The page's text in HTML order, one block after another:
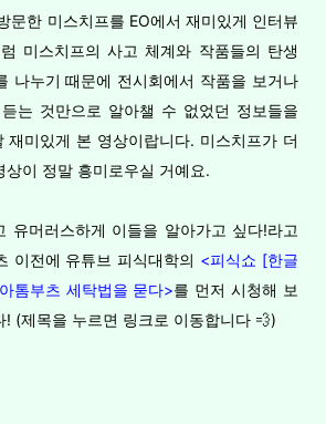
문한 미스치프를 EO에서 재미있게 인터뷰
미스치프의 사고 체계와 작품들의 탄생
나누기 때문에 전시회에서 작품을 보거나
는 것만으로 알아챌 수 없었던 정보들을
재미있게 본 영상이랍니다. 미스치프가 더
상이 정말 흥미로우실 거예요.
유머러스하게 이들을 알아가고 싶다!라고
이전에 유튜브 피식대학의 <피식쇼 [한글
톰부츠 세탁법을 묻다>를 먼저 시청해 보
! (제목을 누르면 링크로 이동합니다 💨)